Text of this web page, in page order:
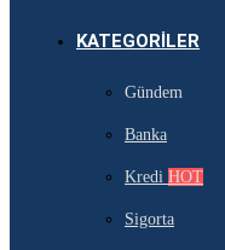
KATEGORILER
Gündem
Banka
Kredi HOT
Sigorta